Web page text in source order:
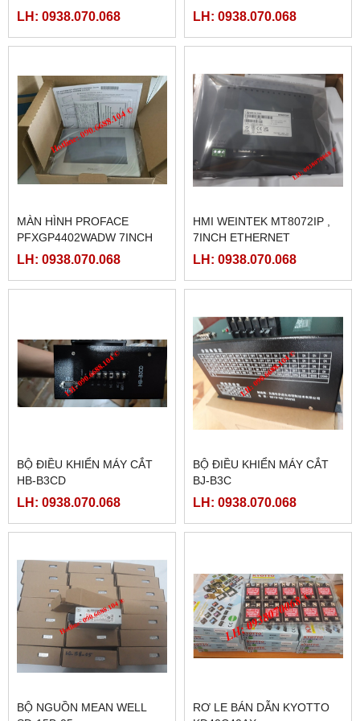
LH: 0938.070.068 LH: 0938.070.068
MÀN HÌNH PROFACE
PFXGP4402WADW 7INCH
LH: 0938.070.068
HMI WEINTEK MT8072IP ,
7INCH ETHERNET
LH: 0938.070.068
BỘ ĐIỀU KHIỂN MÁY CẮT
HB-B3CD
LH: 0938.070.068
BỘ ĐIỀU KHIỂN MÁY CẮT
BJ-B3C
LH: 0938.070.068
BỘ NGUỒN MEAN WELL
RƠ LE BÁN DẪN KYOTTO